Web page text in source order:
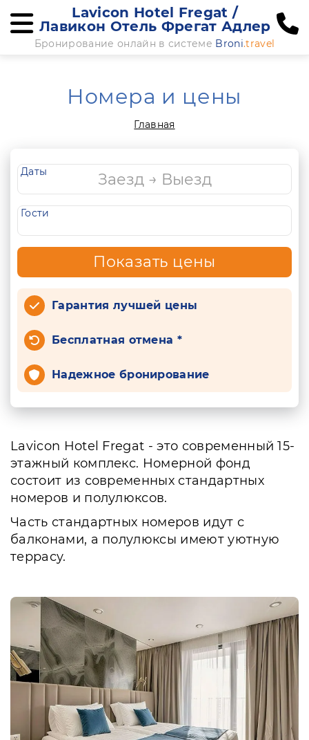
Lavicon Hotel Fregat /
Лавикон Отель Фрегат Адлер
Бронирование онлайн в системе Broni.travel
Номера и цены
Главная
Даты
Гости
Показать цены
Гарантия лучшей цены
Бесплатная отмена *
Надежное бронирование
Lavicon Hotel Fregat - это современный 15-
этажный комплекс. Номерной фонд
состоит из современных стандартных
номеров и полулюксов.
Часть стандартных номеров идут с
балконами, а полулюксы имеют уютную
террасу.